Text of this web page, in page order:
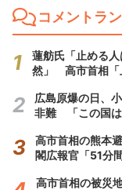
コメントラ
蓮舫氏「止める
然」 高市首相「
広島原爆の日、
非難 「この国は
高市首相の熊本
閣広報官「51分
高市首相の被災